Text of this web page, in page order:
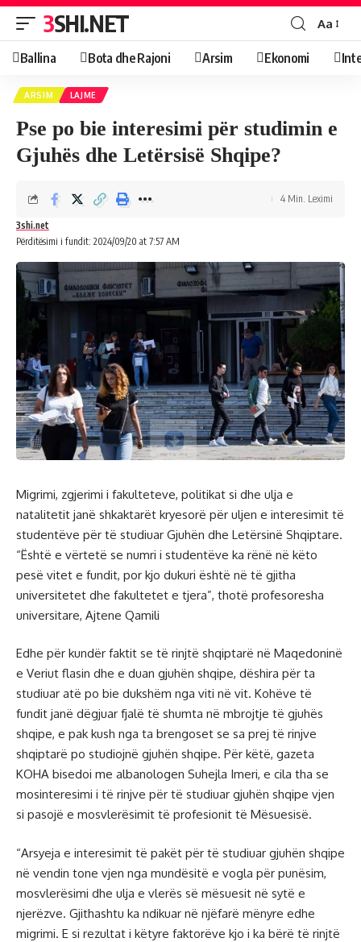
3SHI.NET Aa
Ballina Bota dhe Rajoni Arsim Ekonomi
ARSIM LAJME
Pse po bie interesimi për studimin e
Gjuhës dhe Letërsisë Shqipe?
Përditësimi i fundit: 2024/09/20 at 7:57 AM
3shi.net
4 Min. Leximi
Migrimi, zgjerimi i fakulteteve, politikat si dhe ulja e
natalitetit janë shkaktarët kryesorë për uljen e interesimit të
studentëve për të studiuar Gjuhën dhe Letërsinë Shqiptare.
“Është e vërtetë se numri i studentëve ka rënë në këto
pesë vitet e fundit, por kjo dukuri është në të gjitha
universitetet dhe fakultetet e tjera”, thotë profesoresha
universitare, Ajtene Qamili
Edhe për kundër faktit se të rinjtë shqiptarë në Maqedoninë
e Veriut flasin dhe e duan gjuhën shqipe, dëshira për ta
studiuar atë po bie dukshëm nga viti në vit. Kohëve të
fundit janë dëgjuar fjalë të shumta në mbrojtje të gjuhës
shqipe, e pak kush nga ta brengoset se sa prej të rinjve
shqiptarë po studiojnë gjuhën shqipe. Për këtë, gazeta
KOHA bisedoi me albanologen Suhejla Imeri, e cila tha se
mosinteresimi i të rinjve për të studiuar gjuhën shqipe vjen
si pasojë e mosvlerësimit të profesionit të Mësuesisë.
“Arsyeja e interesimit të pakët për të studiuar gjuhën shqipe
në vendin tone vjen nga mundësitë e vogla për punësim,
mosvlerësimi dhe ulja e vlerës së mësuesit në sytë e
njerëzve. Gjithashtu ka ndikuar në njëfarë mënyre edhe
migrimi. E si rezultat i këtyre faktorëve kjo i ka bërë të rinjtë